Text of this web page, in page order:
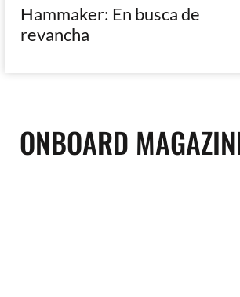
Hammaker: En busca de
revancha
ONBOARD